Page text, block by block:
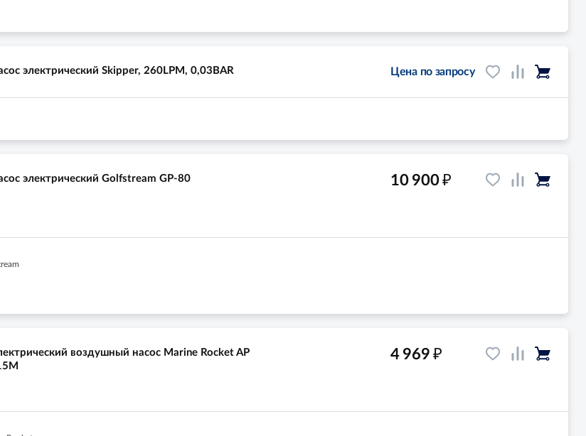
электрический Skipper, 260LPM, 0,03BAR Цена по запросу
электрический Golfstream GP-80 10 900₽
воздушный насос Marine Rocket AP
4 969₽